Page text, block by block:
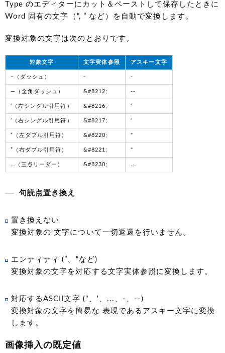
Type のエディターにカット＆ペーストして保存したときに
Word 固有の文字（“, ” など）を自動で変換します。
変換対象の文字は次のとおりです。
対象文字 文字実体参照 アスキー文字
–（ダッシュ） - -
—（全角ダッシュ） &#8212; --
‘（左シングル引用符） &#8216; '
’（右シングル引用符） &#8217; '
“（左ダブル引用符） &#8220; "
”（右ダブル引用符） &#8221; "
…（三点リーダー） &#8230; ...
句読点置き換え
置き換えない
変換対象の 文字について一切返還を行いません。
エンティティ (”、“など)
変換対象の文字を対応する文字実体参照に変換します。
対応するASCII文字 ("、'、...、-、--)
変換対象の文字を簡易な 表現であるアスキー文字に変換
します。
画像挿入の既定値